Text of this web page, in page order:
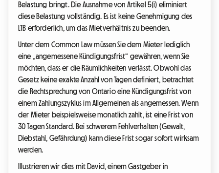
Belastung bringt. Die Ausnahme von Artikel 5(i) eliminiert
diese Belastung vollständig. Es ist keine Genehmigung des
LTB erforderlich, um das Mietverhältnis zu beenden.
Unter dem Common Law müssen Sie dem Mieter lediglich
eine „angemessene Kündigungsfrist“ gewähren, wenn Sie
möchten, dass er die Räumlichkeiten verlässt. Obwohl das
Gesetz keine exakte Anzahl von Tagen definiert, betrachtet
die Rechtsprechung von Ontario eine Kündigungsfrist von
einem Zahlungszyklus im Allgemeinen als angemessen. Wenn
der Mieter beispielsweise monatlich zahlt, ist eine Frist von
30 Tagen Standard. Bei schwerem Fehlverhalten (Gewalt,
Diebstahl, Gefährdung) kann diese Frist sogar sofort wirksam
werden.
Illustrieren wir dies mit David, einem Gastgeber in